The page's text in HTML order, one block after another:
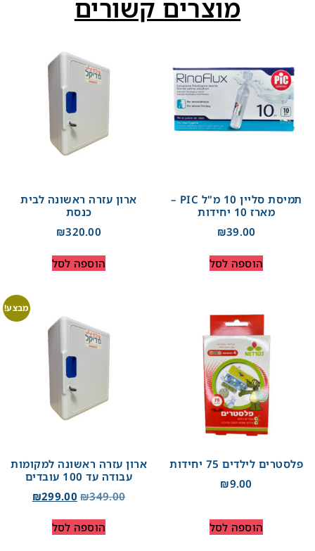
מוצרים קשורים
תמיסת סליין 10 מ"ל PIC –
מארז 10 יחידות
₪39.00
הוספה לסל
ארון עזרה ראשונה לבית
כנסת
₪320.00
הוספה לסל
פלסטרים לילדים 75 יחידות
₪9.00
הוספה לסל
מבצע!
ארון עזרה ראשונה למקומות
עבודה עד 100 עובדים
₪349.00
₪299.00
הוספה לסל